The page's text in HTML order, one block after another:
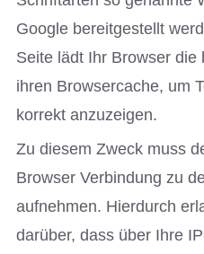
Google bereitgestellt
Seite lädt Ihr Browser die
ihren Browsercache, um
korrekt anzuzeigen.
Zu diesem Zweck muss
Browser Verbindung zu
aufnehmen. Hierdurch
darüber, dass über Ihre